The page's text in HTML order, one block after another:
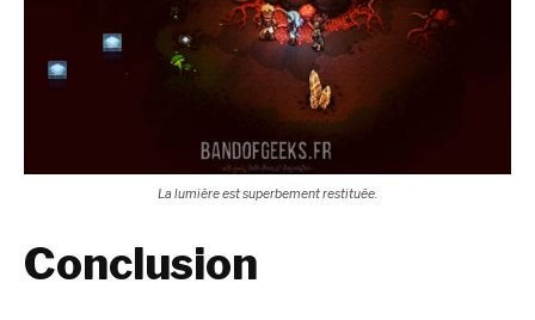
La lumière est superbement restituée.
Conclusion